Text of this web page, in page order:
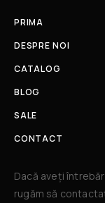
PRIMA
DESPRE NOI
CATALOG
BLOG
SALE
CONTACT
Dacă aveți
rugăm să